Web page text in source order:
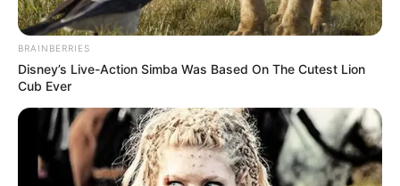
Η Λένα Παπαληγούρα παραχώρησε μία
συνέντευξη εφ όλης της ύλης στην οποία
αναφέρθηκε στις δυσκολίες αλλά και στα
προτερήματα που της προσφέρει το επάγγελμα
BRAINBERRIES
Disney’s Live-Action Simba Was Based On The Cutest Lion
Cub Ever